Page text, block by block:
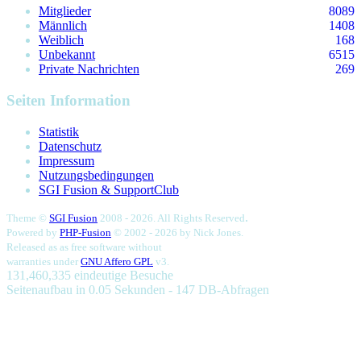
Mitglieder
8089
Männlich
1408
Weiblich
168
Unbekannt
6515
Private Nachrichten
269
Seiten Information
Statistik
Datenschutz
Impressum
Nutzungsbedingungen
SGI Fusion & SupportClub
Theme © SGI Fusion 2008 - 2026. All Rights Reserved.
Powered by PHP-Fusion © 2002 - 2026 by Nick Jones.
Released as as free software without
warranties under GNU Affero GPL v3.
131,460,335 eindeutige Besuche
Seitenaufbau in 0.05 Sekunden - 147 DB-Abfragen